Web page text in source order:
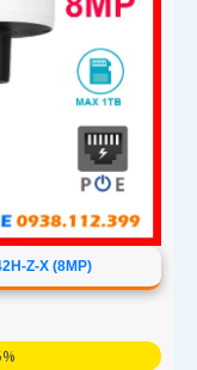
Z-X (8MP)